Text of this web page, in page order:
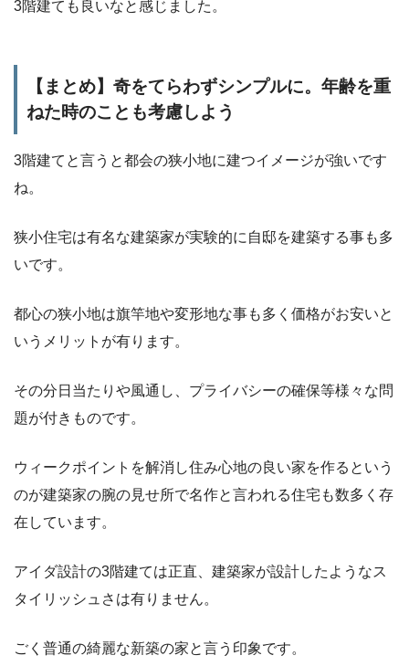
3階建ても良いなと感じました。
【まとめ】奇をてらわずシンプルに。年齢を重
ねた時のことも考慮しよう
3階建てと言うと都会の狭小地に建つイメージが強いです
ね。
狭小住宅は有名な建築家が実験的に自邸を建築する事も多
いです。
都心の狭小地は旗竿地や変形地な事も多く価格がお安いと
いうメリットが有ります。
その分日当たりや風通し、プライバシーの確保等様々な問
題が付きものです。
ウィークポイントを解消し住み心地の良い家を作るという
のが建築家の腕の見せ所で名作と言われる住宅も数多く存
在しています。
アイダ設計の3階建ては正直、建築家が設計したようなス
タイリッシュさは有りません。
ごく普通の綺麗な新築の家と言う印象です。